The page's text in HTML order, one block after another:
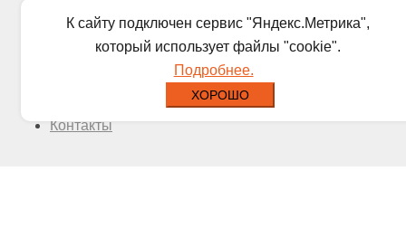
О нас
Доставка
Контакты
К сайту подключен сервис "Яндекс.Метрика",
который использует файлы "cookie".
Подробнее.
ХОРОШО